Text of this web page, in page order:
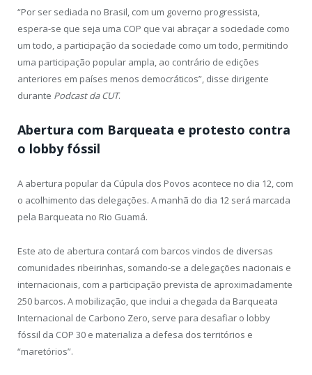
“Por ser sediada no Brasil, com um governo progressista,
espera-se que seja uma COP que vai abraçar a sociedade como
um todo, a participação da sociedade como um todo, permitindo
uma participação popular ampla, ao contrário de edições
anteriores em países menos democráticos”, disse dirigente
durante Podcast da CUT.
Abertura com Barqueata e protesto contra
o lobby fóssil
A abertura popular da Cúpula dos Povos acontece no dia 12, com
o acolhimento das delegações. A manhã do dia 12 será marcada
pela Barqueata no Rio Guamá.
Este ato de abertura contará com barcos vindos de diversas
comunidades ribeirinhas, somando-se a delegações nacionais e
internacionais, com a participação prevista de aproximadamente
250 barcos. A mobilização, que inclui a chegada da Barqueata
Internacional de Carbono Zero, serve para desafiar o lobby
fóssil da COP 30 e materializa a defesa dos territórios e
“maretórios”.